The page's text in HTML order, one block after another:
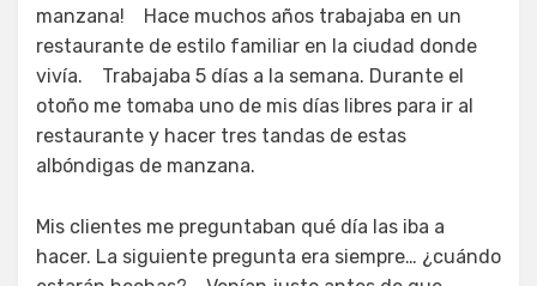
manzana! Hace muchos años trabajaba en un
restaurante de estilo familiar en la ciudad donde
vivía. Trabajaba 5 días a la semana. Durante el
otoño me tomaba uno de mis días libres para ir al
restaurante y hacer tres tandas de estas
albóndigas de manzana.
Mis clientes me preguntaban qué día las iba a
hacer. La siguiente pregunta era siempre… ¿cuándo